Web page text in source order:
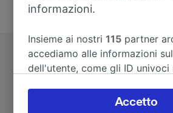
informazioni.
Insieme ai nostri115 partner
accediamo alle informazioni
dell'utente, come gli ID univoci
accettare o gestire le proprie
Accetto